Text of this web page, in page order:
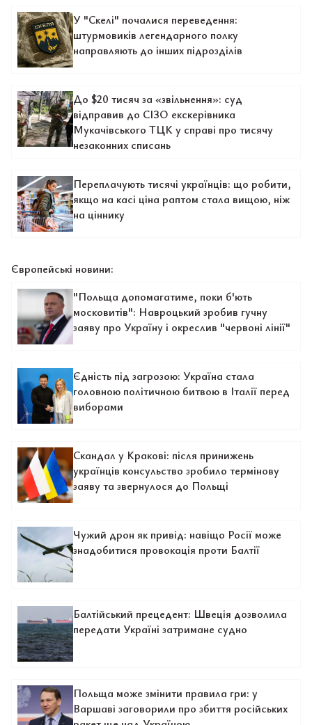
У "Скелі" почалися переведення:
штурмовиків легендарного полку
направляють до інших підрозділів
До $20 тисяч за «звільнення»: суд
відправив до СІЗО екскерівника
Мукачівського ТЦК у справі про тисячу
незаконних списань
Переплачують тисячі українців: що робити,
якщо на касі ціна раптом стала вищою, ніж
на ціннику
Європейські новини:
"Польща допомагатиме, поки б'ють
московитів": Навроцький зробив гучну
заяву про Україну і окреслив "червоні лінії"
Єдність під загрозою: Україна стала
головною політичною битвою в Італії перед
виборами
Скандал у Кракові: після принижень
українців консульство зробило термінову
заяву та звернулося до Польщі
Чужий дрон як привід: навіщо Росії може
знадобитися провокація проти Балтії
Балтійський прецедент: Швеція дозволила
передати Україні затримане судно
Польща може змінити правила гри: у
Варшаві заговорили про збиття російських